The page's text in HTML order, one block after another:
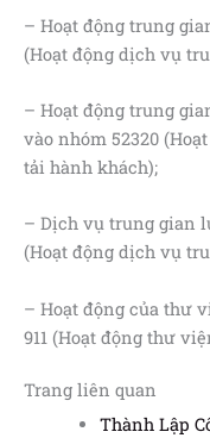
– Hoạt động trung
(Hoạt động dịch vụ
– Hoạt động trung
vào nhóm 52320
tải hành khách);
– Dịch vụ trung gian
(Hoạt động dịch vụ
– Hoạt động của thư
911 (Hoạt động thư
Trang liên quan
Thành Lập